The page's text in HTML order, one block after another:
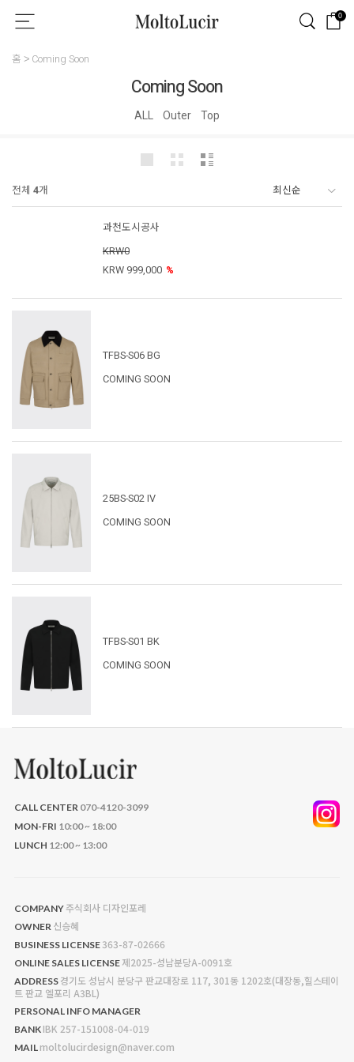
0
홈 Coming Soon
Coming Soon
ALL Outer Top
전체 4개
과천도시공사
KRW0
KRW 999,000 %
TFBS-S06 BG
COMING SOON
25BS-S02 IV
COMING SOON
TFBS-S01 BK
COMING SOON
CALL CENTER 070-4120-3099
MON-FRI 10:00 ~ 18:00
LUNCH 12:00 ~ 13:00
COMPANY 주식회사 디자인포레
OWNER 신승혜
BUSINESS LICENSE 363-87-02666
ONLINE SALES LICENSE 제2025-성남분당A-0091호
ADDRESS 경기도 성남시 분당구 판교대장로 117, 301동 1202호(대장동,힐스테이
트 판교 엘포리 A3BL)
PERSONAL INFO MANAGER
BANK IBK 257-151008-04-019
MAIL moltolucirdesign@naver.com